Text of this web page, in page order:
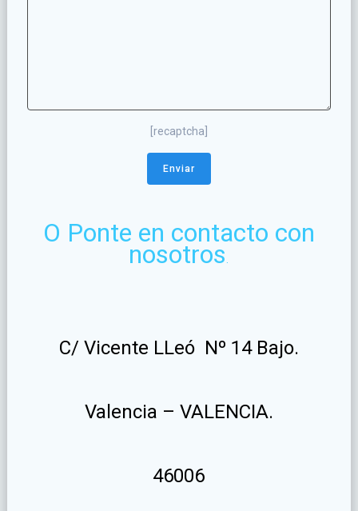
[recaptcha]
O Ponte en contacto con
nosotros
C/ Vicente LLeó Nº 14 Bajo.
Valencia – VALENCIA.
46006